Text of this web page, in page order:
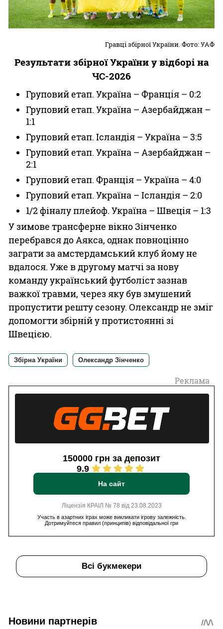
Гравці збірної України. Фото: УАФ
Результати збірної України у відборі на
ЧС-2026
Груповий етап. Україна – Франція – 0:2
Груповий етап. Україна – Азербайджан –
1:1
Груповий етап. Ісландія – Україна – 3:5
Груповий етап. Україна – Азербайджан –
2:1
Груповий етап. Франція – Україна – 4:0
Груповий етап. Україна – Ісландія – 2:0
1/2 фіналу плейоф. Україна – Швеція – 1:3
У зимове трансферне вікно Зінченко
перебрався до Аякса, однак повноцінно
заграти за амстердамський клуб йому не
вдалося. Уже в другому матчі за нову
команду український футболіст зазнав
важкої травми, через яку був змушений
пропустити решту сезону. Олександр не зміг
допомогти збірній у протистоянні зі
Швецією.
Збірна України Олександр Зінченко
Реклама
150000 грн за депозит
9.9
На сайт
Ліцензія КРАІЛ № 78 від 23.08.2023
Участь в азартних іграх може викликати ігрову залежність.
Дотримуйтеся правил (принципів) відповідальної гри
Всі букмекери